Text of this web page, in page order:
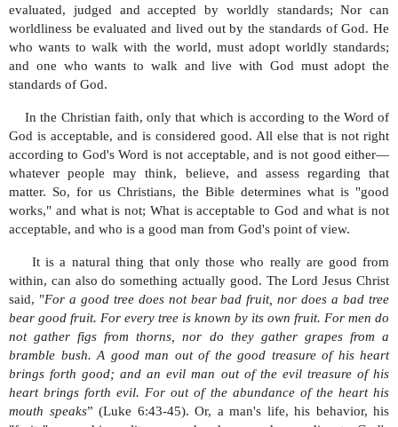
evaluated, judged and accepted by worldly standards; Nor can
worldliness be evaluated and lived out by the standards of God. He
who wants to walk with the world, must adopt worldly standards;
and one who wants to walk and live with God must adopt the
standards of God.
In the Christian faith, only that which is according to the Word of
God is acceptable, and is considered good. All else that is not right
according to God's Word is not acceptable, and is not good either—
whatever people may think, believe, and assess regarding that
matter. So, for us Christians, the Bible determines what is "good
works," and what is not; What is acceptable to God and what is not
acceptable, and who is a good man from God's point of view.
It is a natural thing that only those who really are good from
within, can also do something actually good. The Lord Jesus Christ
said, "For a good tree does not bear bad fruit, nor does a bad tree
bear good fruit. For every tree is known by its own fruit. For men do
not gather figs from thorns, nor do they gather grapes from a
bramble bush. A good man out of the good treasure of his heart
brings forth good; and an evil man out of the evil treasure of his
heart brings forth evil. For out of the abundance of the heart his
mouth speaks” (Luke 6:43-45). Or, a man's life, his behavior, his